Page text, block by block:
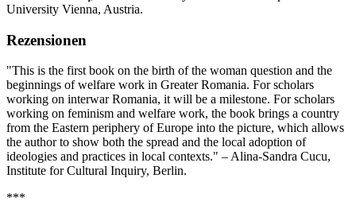
University Vienna, Austria.
Rezensionen
"This is the first book on the birth of the woman question and the
beginnings of welfare work in Greater Romania. For scholars
working on interwar Romania, it will be a milestone. For scholars
working on feminism and welfare work, the book brings a country
from the Eastern periphery of Europe into the picture, which allows
the author to show both the spread and the local adoption of
ideologies and practices in local contexts." – Alina-Sandra Cucu,
Institute for Cultural Inquiry, Berlin.
***